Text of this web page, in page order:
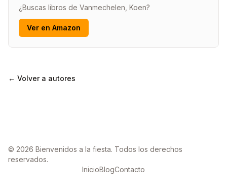
¿Buscas libros de Vanmechelen, Koen?
Ver en Amazon
← Volver a autores
© 2026 Bienvenidos a la fiesta. Todos los derechos
reservados.
InicioBlogContacto